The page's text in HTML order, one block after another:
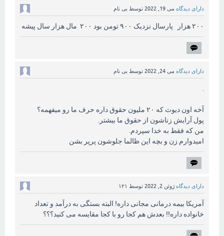
دارای دیدگاه می 19, 2022 توسط بی نام
۲۰۰ هزار پارسال نزدیک ۹۰۰ تومن بود ۲۰۰ مال هزار سال پیشه
دارای دیدگاه می 24, 2022 توسط بی نام
.
آخه اون دیوث که ۲۰ ملیون حقوق داره حرف ما رو میفهمه؟
پول آرایش زناشون از حقوق ما بیشتر.
من که فقط به خدا سپردم.
امیدوارم زن و بچه این ظالما جلوشون پرپر بشن
دارای دیدگاه ژوئن 2, 2022 توسط ۱۲۱
آمریکا بیمه درمانی مجانی داره! البته بستگی به درآمد و تعداد
خانواده داره!! بعدش هم کجا رو با کجا مقایسه می کنید؟؟؟